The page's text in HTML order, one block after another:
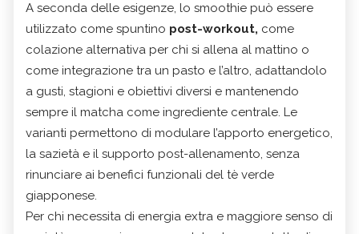
A seconda delle esigenze, lo smoothie può essere
utilizzato come spuntino post-workout, come
colazione alternativa per chi si allena al mattino o
come integrazione tra un pasto e l’altro, adattandolo
a gusti, stagioni e obiettivi diversi e mantenendo
sempre il matcha come ingrediente centrale. Le
varianti permettono di modulare l’apporto energetico,
la sazietà e il supporto post-allenamento, senza
rinunciare ai benefici funzionali del tè verde
giapponese.
Per chi necessita di energia extra e maggiore senso di